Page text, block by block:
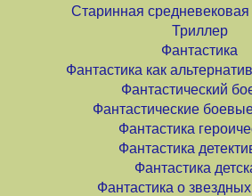
Старинная средневековая
Триллер
Фантастика
Фантастика как
Фантастический
Фантастические
Фантастика
Фантастика
Фантастика
Фантастика о